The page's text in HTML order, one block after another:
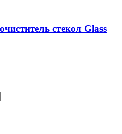
стекол Glass